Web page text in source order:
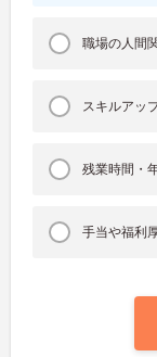
職場の人間
スキルアッ
残業時間・
手当や福利